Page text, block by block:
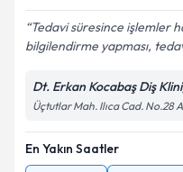
Tedavi süresince işlemler
bilgilendirme yapması,
Dt. Erkan Kocabaş Diş
Üçtutlar Mah. Ilıca Cad. No.28
En Yakın Saatler